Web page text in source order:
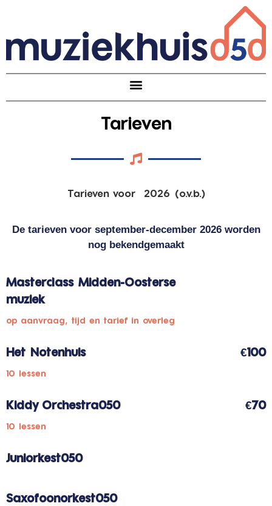
Tarieven
Tarieven voor 2026 (o.v.b.)
De tarieven voor september-december 2026 worden
nog bekendgemaakt
Masterclass Midden-Oosterse
muziek
op aanvraag, tijd en tarief in overleg
Het Notenhuis €100
10 lessen
Kiddy Orchestra050 €70
10 lessen
Juniorkest050
Saxofoonorkest050